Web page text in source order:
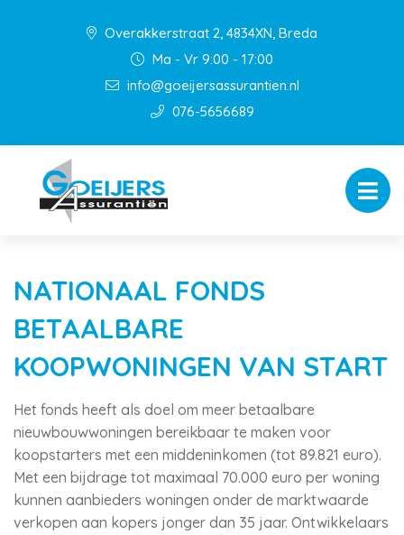
Overakkerstraat 2, 4834XN, Breda
Ma - Vr 9:00 - 17:00
info@goeijersassurantien.nl
076-5656689
NATIONAAL FONDS
BETAALBARE
KOOPWONINGEN VAN START
Het fonds heeft als doel om meer betaalbare
nieuwbouwwoningen bereikbaar te maken voor
koopstarters met een middeninkomen (tot 89.821 euro).
Met een bijdrage tot maximaal 70.000 euro per woning
kunnen aanbieders woningen onder de marktwaarde
verkopen aan kopers jonger dan 35 jaar. Ontwikkelaars